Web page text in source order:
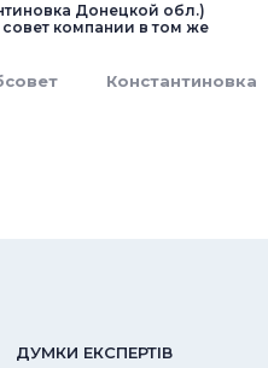
Донецкой обл.)
компании в том же
Константиновка
ДУМКИ ЕКСПЕРТIВ